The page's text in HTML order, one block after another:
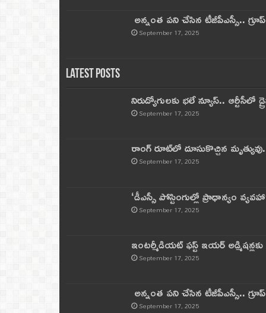
అన్నంత పని చేసిన టీజీపీఎస్సీ..
September 17, 2025
Latest Posts
నిరుద్యోగులకు భలే న్యూస్.. ఆర్టీసీలో
September 17, 2025
రాంగ్ రూట్‌లో దూసుకొచ్చిన
September 17, 2025
‘డీఎస్సీ పోస్టింగుల్లో ప్రాధాన్యం
September 17, 2025
ఇంటర్మీడియట్ ఫస్ట్‌ ఇయర్‌
September 17, 2025
అన్నంత పని చేసిన టీజీపీఎస్సీ..
September 17, 2025